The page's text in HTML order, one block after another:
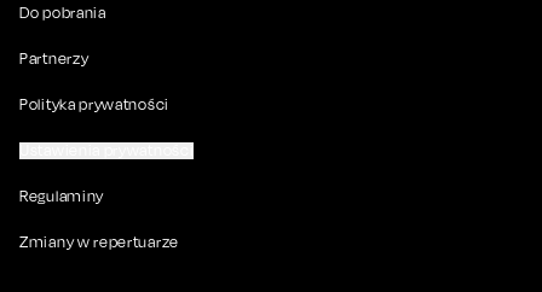
Do pobrania
Partnerzy
Polityka prywatności
Regulaminy
Zmiany w repertuarze